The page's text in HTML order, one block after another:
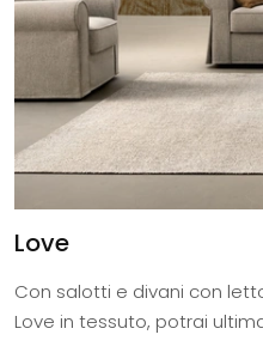
Love
Con salotti e divani con
Love in tessuto, potrai